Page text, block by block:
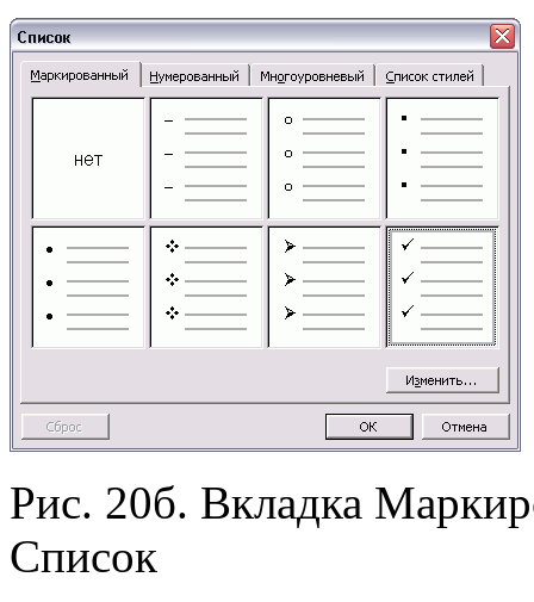
Рис. 20б. Вкладка
Список